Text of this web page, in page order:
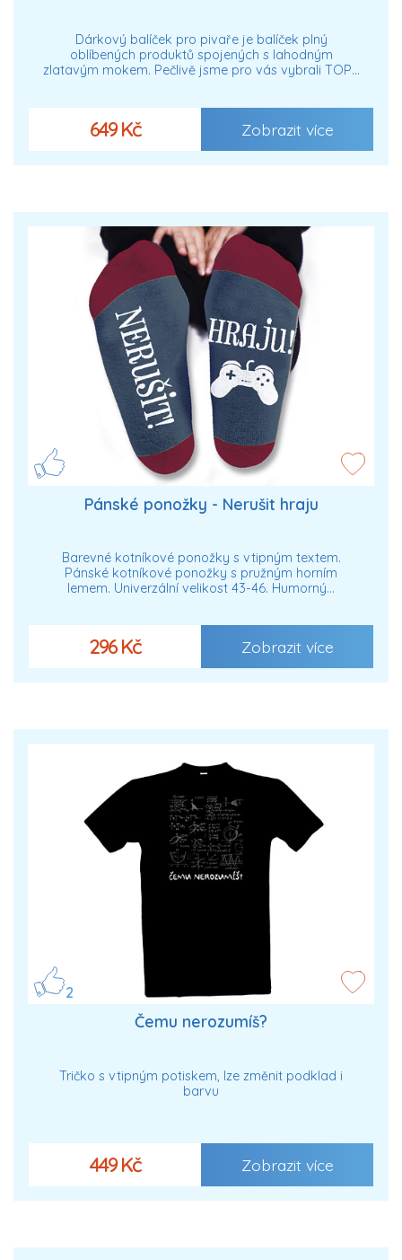
Dárkový balíček pro pivaře je balíček plný
oblíbených produktů spojených s lahodným
zlatavým mokem. Pečlivě jsme pro vás vybrali TOP…
649 Kč Zobrazit více
Pánské ponožky - Nerušit hraju
Barevné kotníkové ponožky s vtipným textem.
Pánské kotníkové ponožky s pružným horním
lemem. Univerzální velikost 43-46. Humorný…
296 Kč Zobrazit více
2
Čemu nerozumíš?
Tričko s vtipným potiskem, lze změnit podklad i
barvu
449 Kč Zobrazit více